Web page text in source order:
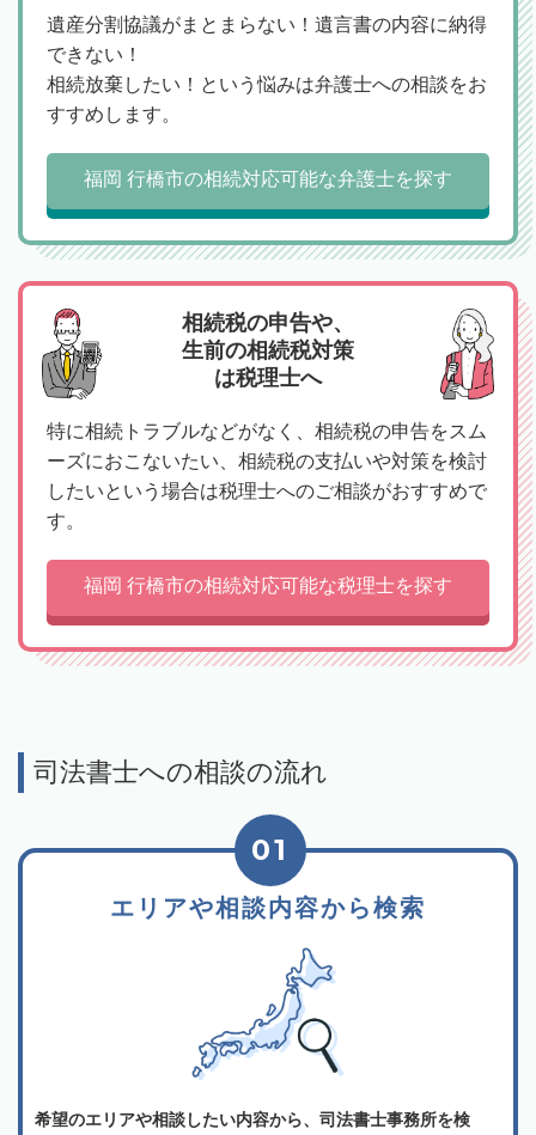
遺産分割協議がまとまらない！遺言書の内容に納得
できない！
相続放棄したい！という悩みは弁護士への相談をお
すすめします。
福岡 行橋市の相続対応可能な弁護士を探す
相続税の申告や、
生前の相続税対策
は税理士へ
特に相続トラブルなどがなく、相続税の申告をスム
ーズにおこないたい、相続税の支払いや対策を検討
したいという場合は税理士へのご相談がおすすめで
す。
福岡 行橋市の相続対応可能な税理士を探す
司法書士への相談の流れ
エリアや相談内容から検索
01
希望のエリアや相談したい内容から、司法書士事務所を検